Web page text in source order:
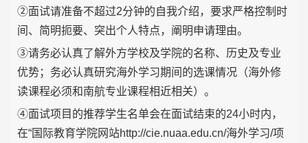
②面试请准备不超过2分钟的自我介绍，要求严格控制时
间、简明扼要、突出个人特点，阐明申请理由。
③请务必认真了解外方学校及学院的名称、历史及专业
优势；务必认真研究海外学习期间的选课情况（海外修
读课程必须和南航专业课程相近相关）。
④面试项目的推荐学生名单会在面试结束的24小时内，
在“国际教育学院网站http://cie.nuaa.edu.cn/海外学习/项